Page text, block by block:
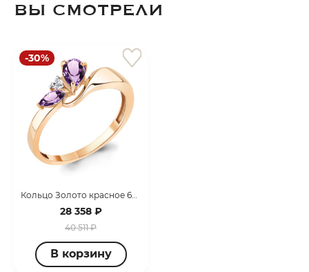
ВЫ СМОТРЕЛИ
-30%
Кольцо Золото красное 6971804А.1
28 358 ₽
40 511 ₽
В корзину